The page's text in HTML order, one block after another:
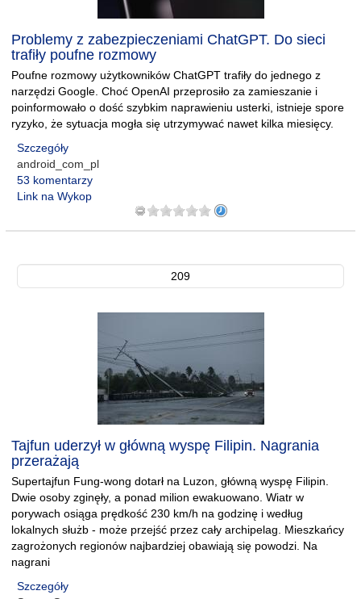
Problemy z zabezpieczeniami ChatGPT. Do sieci
trafiły poufne rozmowy
Poufne rozmowy użytkowników ChatGPT trafiły do jednego z
narzędzi Google. Choć OpenAI przeprosiło za zamieszanie i
poinformowało o dość szybkim naprawieniu usterki, istnieje spore
ryzyko, że sytuacja mogła się utrzymywać nawet kilka miesięcy.
Szczegóły
android_com_pl
53 komentarzy
Link na Wykop
209
Tajfun uderzył w główną wyspę Filipin. Nagrania
przerażają
Supertajfun Fung-wong dotarł na Luzon, główną wyspę Filipin.
Dwie osoby zginęły, a ponad milion ewakuowano. Wiatr w
porywach osiąga prędkość 230 km/h na godzinę i według
lokalnych służb - może przejść przez cały archipelag. Mieszkańcy
zagrożonych regionów najbardziej obawiają się powodzi. Na
nagrani
Szczegóły